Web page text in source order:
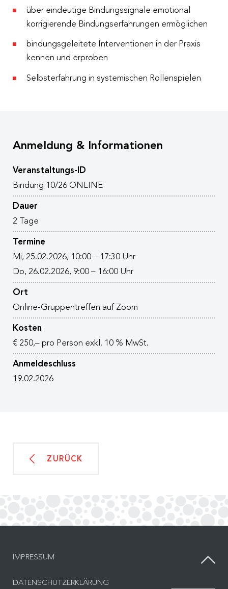
über eindeutige Bindungssignale emotional
korrigierende Bindungserfahrungen ermöglichen
bindungsgeleitete Interventionen in der Praxis
kennen und erproben
Selbsterfahrung in systemischen Rollenspielen
Anmeldung & Informationen
Veranstaltungs-ID
Bindung 10/26 ONLINE
Dauer
2 Tage
Termine
Mi, 25.02.2026, 10:00 – 17:30 Uhr
Do, 26.02.2026, 9:00 – 16:00 Uhr
Ort
Online-Gruppentreffen auf Zoom
Kosten
€ 250,– pro Person exkl. 10 % MwSt.
Anmeldeschluss
19.02.2026
ZURÜCK
IMPRESSUM
DATENSCHUTZERKLÄRUNG